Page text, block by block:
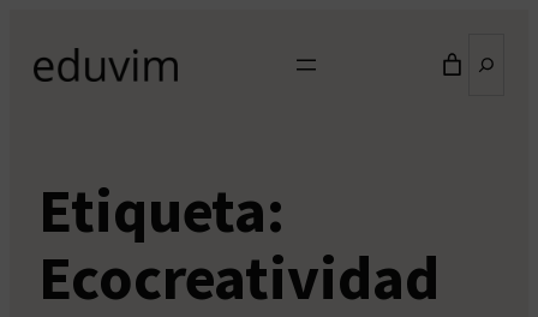
contenido
Etiqueta:
Ecocreatividad